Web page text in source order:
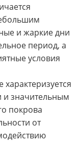
и жаркие дни
период, а
условия
значительным
покрова
от